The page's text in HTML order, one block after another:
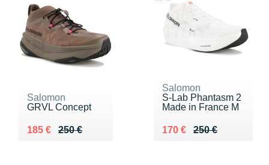
Salomon
GRVL Concept
250 €
Au lieu de 250 €
185 €
Vendu 185 €
Salomon
S-Lab Phantasm 2
Made in France M
250 €
Au lieu de 250 €
170 €
Vendu 170 €